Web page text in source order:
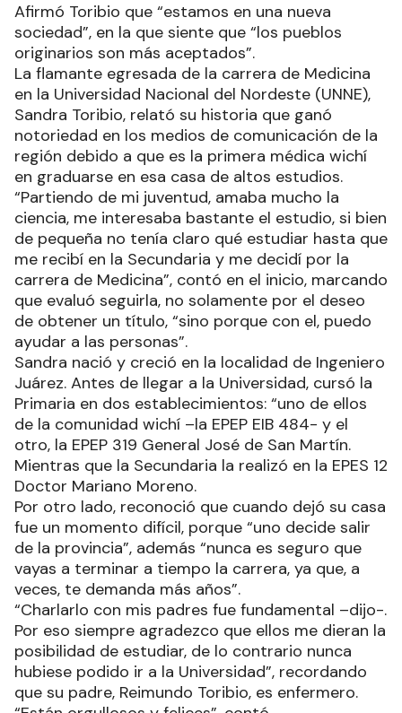
Afirmó Toribio que “estamos en una nueva
sociedad”, en la que siente que “los pueblos
originarios son más aceptados”.
La flamante egresada de la carrera de Medicina
en la Universidad Nacional del Nordeste (UNNE),
Sandra Toribio, relató su historia que ganó
notoriedad en los medios de comunicación de la
región debido a que es la primera médica wichí
en graduarse en esa casa de altos estudios.
“Partiendo de mi juventud, amaba mucho la
ciencia, me interesaba bastante el estudio, si bien
de pequeña no tenía claro qué estudiar hasta que
me recibí en la Secundaria y me decidí por la
carrera de Medicina”, contó en el inicio, marcando
que evaluó seguirla, no solamente por el deseo
de obtener un título, “sino porque con el, puedo
ayudar a las personas”.
Sandra nació y creció en la localidad de Ingeniero
Juárez. Antes de llegar a la Universidad, cursó la
Primaria en dos establecimientos: “uno de ellos
de la comunidad wichí –la EPEP EIB 484- y el
otro, la EPEP 319 General José de San Martín.
Mientras que la Secundaria la realizó en la EPES 12
Doctor Mariano Moreno.
Por otro lado, reconoció que cuando dejó su casa
fue un momento difícil, porque “uno decide salir
de la provincia”, además “nunca es seguro que
vayas a terminar a tiempo la carrera, ya que, a
veces, te demanda más años”.
“Charlarlo con mis padres fue fundamental –dijo-.
Por eso siempre agradezco que ellos me dieran la
posibilidad de estudiar, de lo contrario nunca
hubiese podido ir a la Universidad”, recordando
que su padre, Reimundo Toribio, es enfermero.